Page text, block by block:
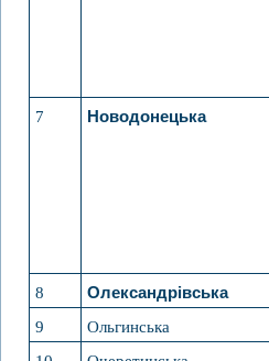
7 Новодонецька
8
Олександрівська
9
Ольгинська